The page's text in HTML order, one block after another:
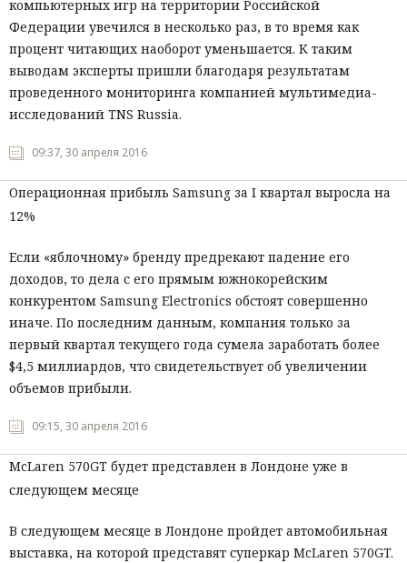
компьютерных игр на территории Российской
Федерации увечился в несколько раз, в то время как
процент читающих наоборот уменьшается. К таким
выводам эксперты пришли благодаря результатам
проведенного мониторинга компанией мультимедиа-
исследований TNS Russia.
09:37, 30 апреля 2016
Операционная прибыль Samsung за I квартал выросла на
12%
Если «яблочному» бренду предрекают падение его
доходов, то дела с его прямым южнокорейским
конкурентом Samsung Electronics обстоят совершенно
иначе. По последним данным, компания только за
первый квартал текущего года сумела заработать более
$4,5 миллиардов, что свидетельствует об увеличении
объемов прибыли.
09:15, 30 апреля 2016
McLaren 570GT будет представлен в Лондоне уже в
следующем месяце
В следующем месяце в Лондоне пройдет автомобильная
выставка, на которой представят суперкар McLaren 570GT.